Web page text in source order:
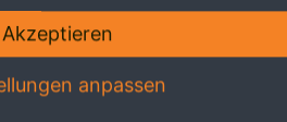
Akzeptieren
anpassen